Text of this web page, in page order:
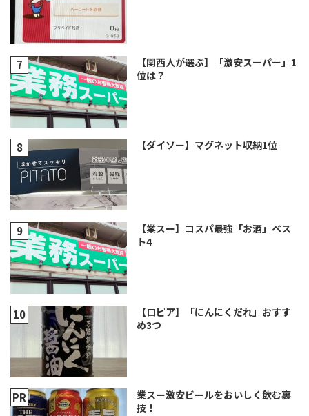
【関西人が選ぶ】「激安スーパー」1
位は？
【ダイソー】マグネット収納1位
【業スー】コスパ最強「お酒」ベス
ト4
【ロピア】「にんにくだれ」おすす
め3つ
業スー激安ビールをおいしく飲む裏
技！